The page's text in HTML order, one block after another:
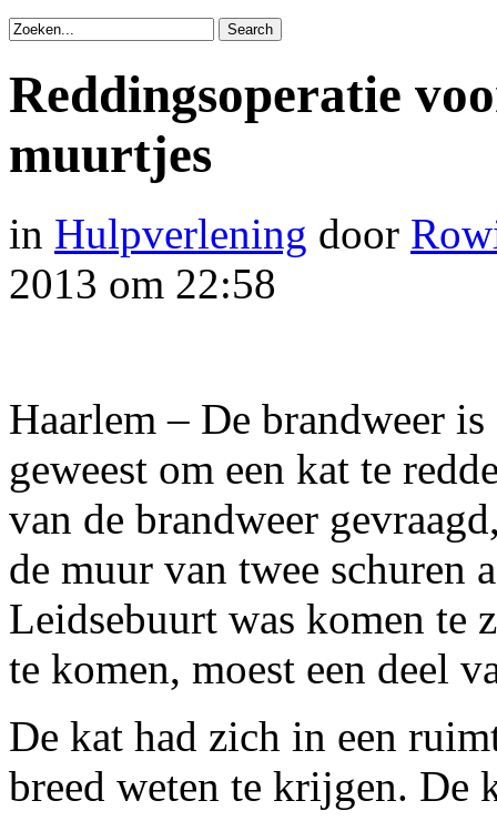
Reddingsoperatie
muurtjes
in Hulpverlening door
2013 om 22:58
Haarlem – De brandweer
geweest om een kat te
van de brandweer
de muur van twee schuren
Leidsebuurt was komen te
te komen, moest een deel
De kat had zich in een
breed weten te krijgen. De